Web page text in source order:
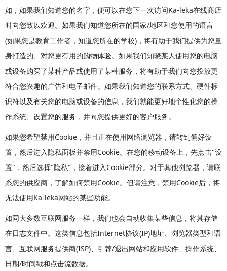
如，如果我们知道您的名字，便可以在您下一次访问Ka-leka在线商店
时向您致以欢迎。如果我们知道您所在的国家/地区和您使用的语言
(如果您是教育工作者，知道您所在的学校)，将有助于我们提供为您量
身打造的、对您更有用的购物体验。如果我们知晓某人使用您的电脑
或设备购买了某种产品或使用了某种服务，将有助于我们向您投放更
符合您兴趣的广告和电子邮件。如果我们知道您的联系方式、硬件标
识符以及有关您的电脑或设备的信息，我们就能更好地个性化您的操
作系统、设置您的服务，并向您提供更好的客户服务。
如果您希望禁用Cookie，并且正在使用网络浏览器，请转到偏好设
置，然后进入隐私面板并禁用Cookie。在您的移动设备上，先点击"设
置"，然后选择"隐私"，接着进入Cookie部分。对于其他浏览器，请联
系您的供应商，了解如何禁用Cookie。但请注意，禁用Cookie后，将
无法使用Ka-leka网站的某些功能。
如同大多数互联网服务一样，我们也会自动收集某些信息，将其存储
在日志文件中。这类信息包括Internet协议(IP)地址、浏览器类型和语
言、互联网服务提供商(ISP)、引荐/退出网站和应用软件、操作系统、
日期/时间戳和点击流数据。